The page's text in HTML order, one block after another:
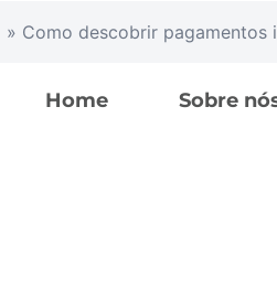
Home Sobre
» Como descobrir pagamentos